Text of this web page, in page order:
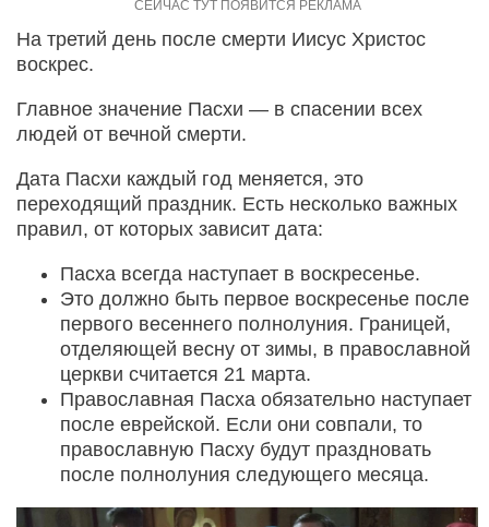
На третий день после смерти Иисус Христос
воскрес.
Главное значение Пасхи — в спасении всех
людей от вечной смерти.
Дата Пасхи каждый год меняется, это
переходящий праздник. Есть несколько важных
правил, от которых зависит дата:
Пасха всегда наступает в воскресенье.
Это должно быть первое воскресенье после
первого весеннего полнолуния. Границей,
отделяющей весну от зимы, в православной
церкви считается 21 марта.
Православная Пасха обязательно наступает
после еврейской. Если они совпали, то
православную Пасху будут праздновать
после полнолуния следующего месяца.